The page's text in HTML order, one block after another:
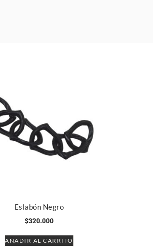
Eslabón Negro
$320.000
AÑADIR AL CARRITO